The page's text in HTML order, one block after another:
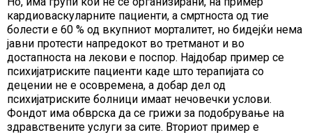
кардиоваскуларните пациенти, а смртноста од тие
болести е 60 % од вкупниот морталитет, но бидејќи нема
јавни протести напредокот во третманот и во
достапноста на лекови е поспор. Најдобар пример се
психијатриските пациенти каде што терапијата со
децении не е осовремена, а добар дел од
психијатриските болници имаат нечовечки услови.
Фондот има обврска да се грижи за подобрување на
здравствените услуги за сите. Вториот пример е